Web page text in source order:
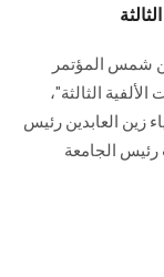
شمس المؤتمر
الثالثة"،
زين العابدين رئيس
الجامعة